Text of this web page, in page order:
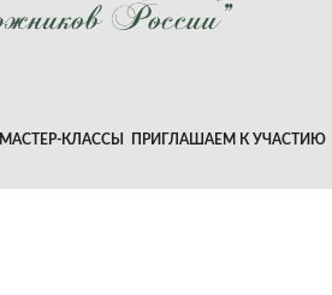
МАСТЕР-КЛАССЫ ПРИГЛАШАЕМ К УЧАСТИЮ